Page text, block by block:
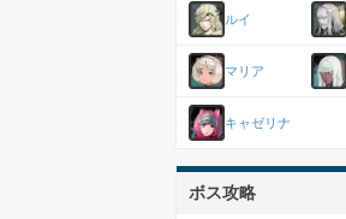
ルイ
マリア
キャゼリナ
ボス攻略